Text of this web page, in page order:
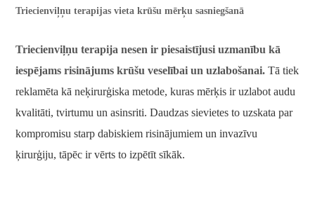
Triecienviļņu terapijas vieta krūšu mērķu sasniegšanā
Triecienviļņu terapija nesen ir piesaistījusi uzmanību kā
iespējams risinājums krūšu veselībai un uzlabošanai. Tā tiek
reklamēta kā neķirurģiska metode, kuras mērķis ir uzlabot audu
kvalitāti, tvirtumu un asinsriti. Daudzas sievietes to uzskata par
kompromisu starp dabiskiem risinājumiem un invazīvu
ķirurģiju, tāpēc ir vērts to izpētīt sīkāk.